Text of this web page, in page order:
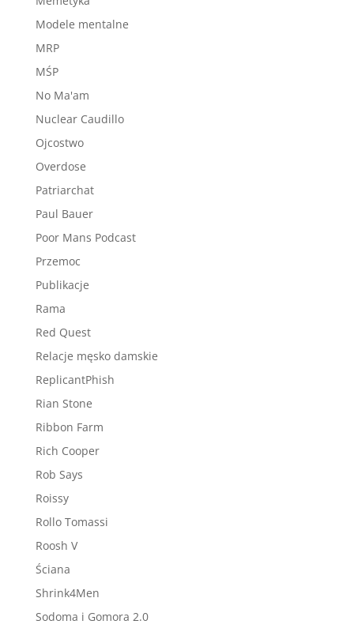
Modele mentalne
MRP
MŚP
No Ma'am
Nuclear Caudillo
Ojcostwo
Overdose
Patriarchat
Paul Bauer
Poor Mans Podcast
Przemoc
Publikacje
Rama
Red Quest
Relacje męsko damskie
ReplicantPhish
Rian Stone
Ribbon Farm
Rich Cooper
Rob Says
Roissy
Rollo Tomassi
Roosh V
Ściana
Shrink4Men
Sodoma i Gomora 2.0